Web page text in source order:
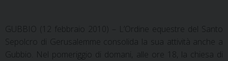
GUBBIO (12 febbraio 2010) – L’Ordine equestre del Santo
Sepolcro di Gerusalemme consolida la sua attività anche a
Gubbio. Nel pomeriggio di domani, alle ore 18, la chiesa di